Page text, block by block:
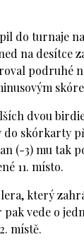
do turnaje
na desítce
podruhé
dvou
do skórkarty
(-3) mu tak
11. místo.
který
vede o
místě.